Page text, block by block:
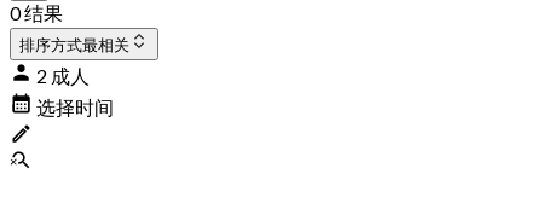
0 结果
排序方式最相关
2 成人
选择时间